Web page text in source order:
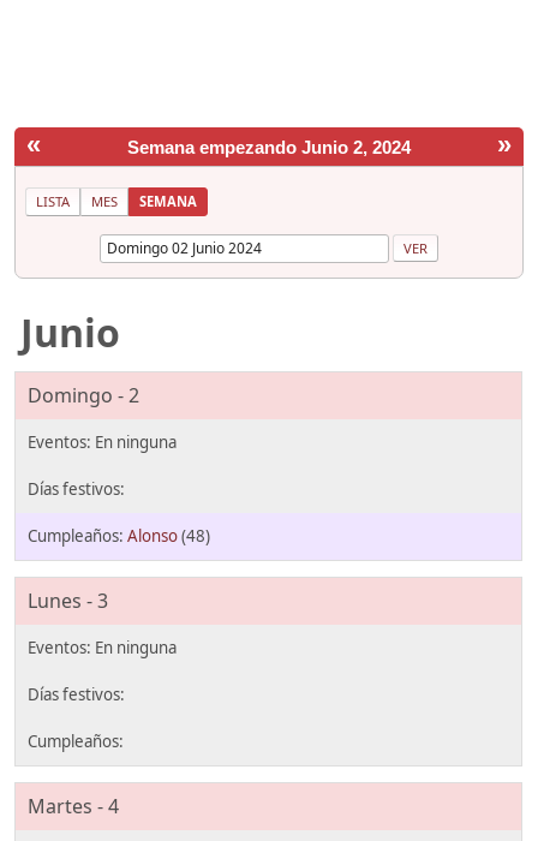
« »
Semana empezando Junio 2, 2024
LISTA MES SEMANA
Junio
Domingo - 2
Alonso(48)
Lunes - 3
Martes - 4